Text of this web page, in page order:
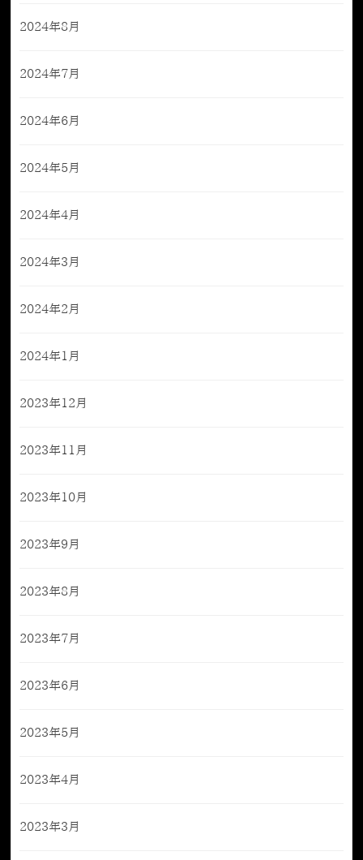
2024年8月
2024年7月
2024年6月
2024年5月
2024年4月
2024年3月
2024年2月
2024年1月
2023年12月
2023年11月
2023年10月
2023年9月
2023年8月
2023年7月
2023年6月
2023年5月
2023年4月
2023年3月